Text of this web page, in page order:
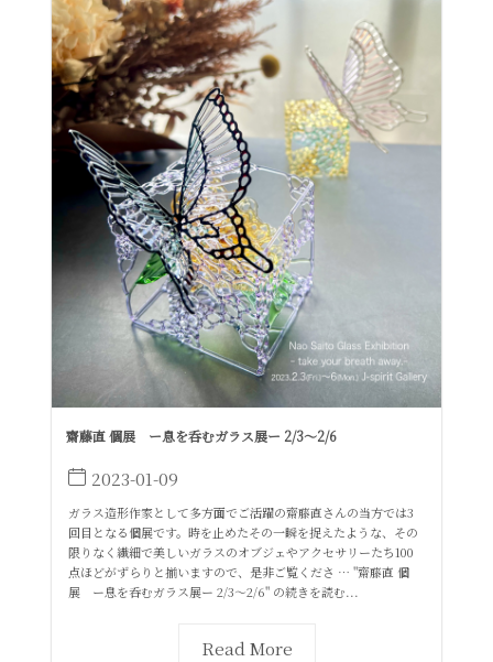
齋藤直 個展 ー息を呑むガラス展ー 2/3〜2/6
2023-01-09
ガラス造形作家として多方面でご活躍の齋藤直さんの当方では3
回目となる個展です。時を止めたその一瞬を捉えたような、その
限りなく繊細で美しいガラスのオブジェやアクセサリーたち100
点ほどがずらりと揃いますので、是非ご覧くださ … "齋藤直 個
展 ー息を呑むガラス展ー 2/3〜2/6" の続きを読む...
Read More